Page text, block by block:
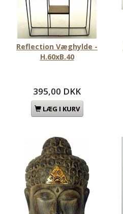
Reflection Væghylde -
H.60xB.40
395,00 DKK
LÆG I KURV